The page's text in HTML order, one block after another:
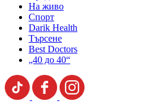
На живо
Спорт
Darik Health
Търсене
Best Doctors
„40 до 40“